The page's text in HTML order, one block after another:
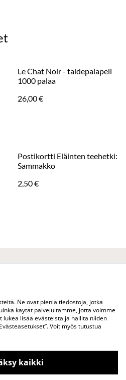
Le Chat Noir - taidepalapeli
1000 palaa
26,00 €
Postikortti Eläinten teehetki:
Sammakko
2,50 €
Tuotteet
vohvelikahvila &
Ne ovat pieniä tiedostoja, jotka
käytät palveluitamme, jotta voimme
lukea lisää evästeistä ja hallita niiden
Voit myös tutustua
kaikki